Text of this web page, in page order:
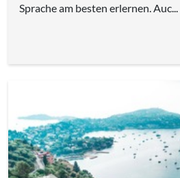
Sprache am besten erlernen. Auc...